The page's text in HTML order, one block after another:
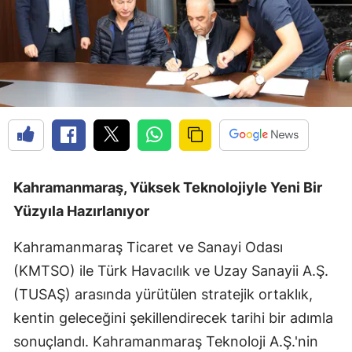
Kahramanmaraş, Yüksek Teknolojiyle Yeni Bir
Yüzyıla Hazırlanıyor
Kahramanmaraş Ticaret ve Sanayi Odası
(KMTSO) ile Türk Havacılık ve Uzay Sanayii A.Ş.
(TUSAŞ) arasında yürütülen stratejik ortaklık,
kentin geleceğini şekillendirecek tarihi bir adımla
sonuçlandı. Kahramanmaraş Teknoloji A.Ş.'nin